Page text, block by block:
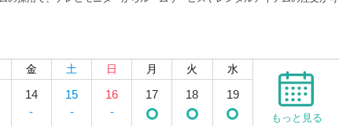
金 土 日 月 火 水
14
-
15
-
16
-
17 18 19
もっと見る